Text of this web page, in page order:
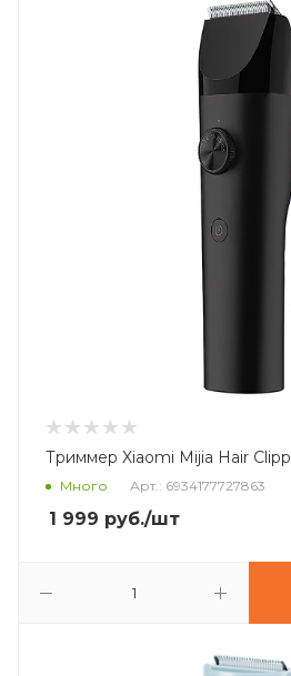
Триммер Xiaomi Mijia Hair
Много Арт.: 6934177727863
1 999 руб./шт